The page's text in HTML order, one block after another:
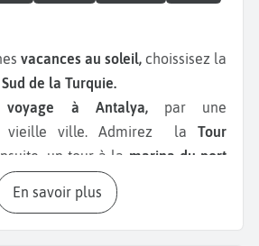
vacances au soleil, choissisez la
de la Turquie.
voyage à Antalya,par une
vieille ville. Admirez la Tour
un tour à la marina du port
Détendez-vous dans l'un des
et goûtez quelques
comme lesSis
En savoir plus